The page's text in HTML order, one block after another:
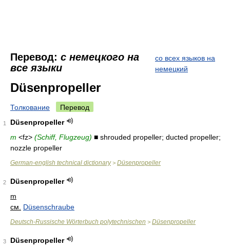
Перевод: с немецкого на
все языки
со всех языков на
немецкий
Düsenpropeller
Толкование Перевод
1
Düsenpropeller
m <fz> (Schiff, Flugzeug) ■ shrouded propeller; ducted propeller;
nozzle propeller
German-english technical dictionary> Düsenpropeller
2
Düsenpropeller
m
см.
Düsenschraube
Deutsch-Russische Wörterbuch polytechnischen > Düsenpropeller
3
Düsenpropeller